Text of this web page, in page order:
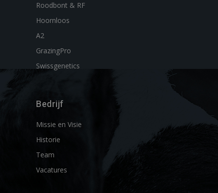
Roodbont & RF
Hoornloos
A2
GrazingPro
Swissgenetics
Bedrijf
Missie en Visie
Historie
Team
Vacatures